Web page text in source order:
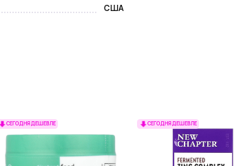
США
СЕГОДНЯ ДЕШЕВЛЕ СЕГОДНЯ ДЕШЕВЛЕ